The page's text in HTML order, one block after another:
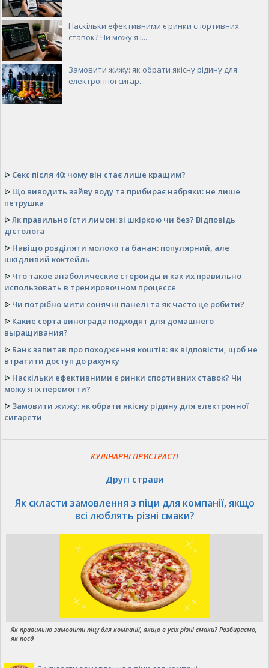
Наскільки ефективними є ринки спортивних
ставок? Чи можу я ї...
Замовити жижу: як обрати якісну рідину для
електронної сигар...
ᐉ Секс після 40: чому він стає лише кращим?
ᐉ Що виводить зайву воду та прибирає набряки: не лише
петрушка
ᐉЯк правильно їсти лимон: зі шкіркою чи без? Відповідь
дієтолога
ᐉ Навіщо розділяти молоко та банан: популярний, але
шкідливий коктейль
ᐉ Что такое анаболические стероиды и как их правильно
использовать в тренировочном процессе
ᐉ Чи потрібно мити сонячні панелі та як часто це робити?
ᐉ Какие сорта винограда подходят для домашнего
выращивания?
ᐉ Банк запитав про походження коштів: як відповісти, щоб не
втратити доступ до рахунку
ᐉ Наскільки ефективними є ринки спортивних ставок? Чи
можу я їх перемогти?
ᐉ Замовити жижу: як обрати якісну рідину для електронної
сигарети
КУЛІНАРНІ ПРИСТРАСТІ
Другі страви
Як скласти замовлення з піци для компанії, якщо
всі люблять різні смаки?
Як правильно замовити піцу для компанії, якщо в усіх різні смаки? Розбираємо,
як поєд